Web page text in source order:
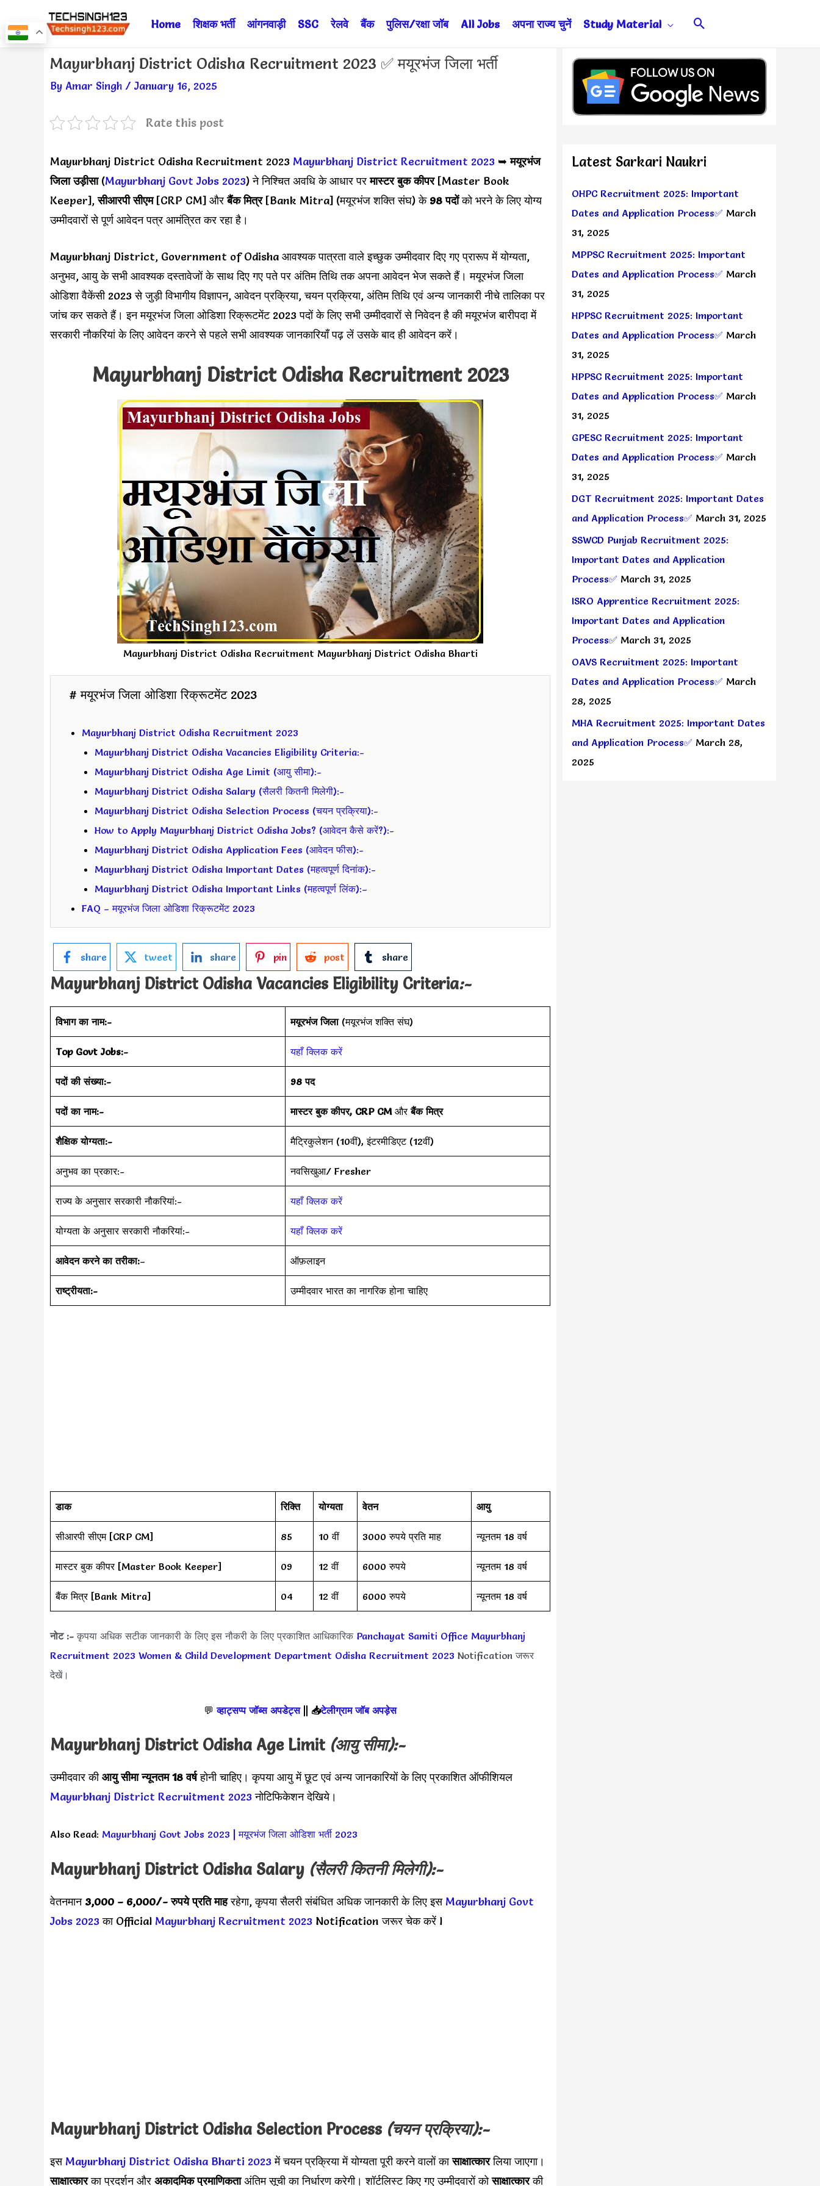
to
Home शिक्षक भर्ती आंगनवाड़ी SSC रेलवे बैंक पुलिस/रक्षा जॉब All Jobs अपना राज्य चुनें Study Material Search
Mayurbhanj District Odisha Recruitment 2023 ✅ मयूरभंज जिला भर्ती
By Amar Singh / January 16, 2025
Rate this post
Mayurbhanj District Odisha Recruitment 2023 Mayurbhanj District Recruitment 2023 ➥मयूरभंज
जिला उड़ीसा(Mayurbhanj Govt Jobs 2023) ने निश्चित अवधि के आधार परमास्टर बुक कीपर[Master Book
Keeper],सीआरपी सीएम[CRP CM] औरबैंक मित्र[Bank Mitra] (मयूरभंज शक्ति संघ) के 98 पदोंको भरने के लिए योग्य
उम्मीदवारों से पूर्ण आवेदन पत्र आमंत्रित कर रहा है।
Mayurbhanj District, Government of Odisha आवश्यक पात्रता वाले इच्छुक उम्मीदवार दिए गए प्रारूप में योग्यता,
अनुभव, आयु के सभी आवश्यक दस्तावेजों के साथ दिए गए पते पर अंतिम तिथि तक अपना आवेदन भेज सकते हैं। मयूरभंज जिला
ओडिशा वैकेंसी 2023 से जुड़ी विभागीय विज्ञापन, आवेदन प्रक्रिया, चयन प्रक्रिया, अंतिम तिथि एवं अन्य जानकारी नीचे तालिका पर
जांच कर सकते हैं। इन मयूरभंज जिला ओडिशा रिक्रूटमेंट 2023 पदों के लिए सभी उम्मीदवारों से निवेदन है की मयूरभंज बारीपदा में
सरकारी नौकरियां के लिए आवेदन करने से पहले सभी आवश्यक जानकारियाँ पढ़ लें उसके बाद ही आवेदन करें।
Mayurbhanj District Odisha Recruitment 2023
Mayurbhanj District Odisha Recruitment Mayurbhanj District Odisha Bharti
# मयूरभंज जिला ओडिशा रिक्रूटमेंट 2023
Mayurbhanj District Odisha Recruitment 2023
Mayurbhanj District Odisha Vacancies Eligibility Criteria:-
Mayurbhanj District Odisha Age Limit (आयु सीमा):-
Mayurbhanj District Odisha Salary (सैलरी कितनी मिलेगी):-
Mayurbhanj District Odisha Selection Process (चयन प्रक्रिया):-
How to Apply Mayurbhanj District Odisha Jobs? (आवेदन कैसे करें?):-
Mayurbhanj District Odisha Application Fees (आवेदन फीस):-
Mayurbhanj District Odisha Important Dates (महत्वपूर्ण दिनांक):-
Mayurbhanj District Odisha Important Links (महत्वपूर्ण लिंक):–
FAQ – मयूरभंज जिला ओडिशा रिक्रूटमेंट 2023
share tweet share pin post share
Mayurbhanj District Odisha Vacancies Eligibility Criteria:-
विभाग का नाम:- मयूरभंज जिला(मयूरभंज शक्ति संघ)
Top Govt Jobs:- यहाँ क्लिक करें
पदों की संख्या:- 98 पद
पदों का नाम:- मास्टर बुक कीपर, CRP CMऔरबैंक मित्र
शैक्षिक योग्यता:- मैट्रिकुलेशन (10वीं), इंटरमीडिएट (12वीं)
अनुभव का प्रकार:- नवसिखुआ/ Fresher
राज्य के अनुसार सरकारी नौकरियां:- यहाँ क्लिक करें
योग्यता के अनुसार सरकारी नौकरियां:- यहाँ क्लिक करें
आवेदन करने का तरीका:– ऑफ़लाइन
राष्ट्रीयता:- उम्मीदवार भारत का नागरिक होना चाहिए
डाक रिक्ति योग्यता वेतन आयु
सीआरपी सीएम [CRP CM] 85 10 वीं 3000 रुपये प्रति माह न्यूनतम 18 वर्ष
मास्टर बुक कीपर [Master Book Keeper] 09 12 वीं 6000 रुपये न्यूनतम 18 वर्ष
बैंक मित्र [Bank Mitra] 04 12 वीं 6000 रुपये न्यूनतम 18 वर्ष
नोट :- कृपया अधिक सटीक जानकारी के लिए इस नौकरी के लिए प्रकाशित आधिकारिक Panchayat Samiti Office Mayurbhanj
Recruitment 2023 Women & Child Development Department Odisha Recruitment 2023 Notification जरूर
देखें।
💬 व्हाट्सप्प जॉब्स अपडेट्स|| 📥टेलीग्राम जॉब अपड़ेस
Mayurbhanj District Odisha Age Limit (आयु सीमा):-
उम्मीदवार कीआयु सीमा न्यूनतम 18 वर्षहोनी चाहिए। कृपया आयु में छूट एवं अन्य जानकारियों के लिए प्रकाशित ऑफीशियल
Mayurbhanj District Recruitment 2023नोटिफिकेशन देखिये।
Also Read: Mayurbhanj Govt Jobs 2023 | मयूरभंज जिला ओडिशा भर्ती 2023
Mayurbhanj District Odisha Salary (सैलरी कितनी मिलेगी):-
वेतनमान 3,000 – 6,000/- रुपये प्रति माहरहेगा, कृपया सैलरी संबंधित अधिक जानकारी के लिए इस Mayurbhanj Govt
Jobs 2023का Official Mayurbhanj Recruitment 2023 Notification जरूर चेक करें l
Mayurbhanj District Odisha Selection Process (चयन प्रक्रिया):-
इस Mayurbhanj District Odisha Bharti 2023में चयन प्रक्रिया में योग्यता पूरी करने वालों कासाक्षात्कारलिया जाएगा।
साक्षात्कारका प्रदर्शन और अकादमिक प्रमाणिकताअंतिम सूची का निर्धारण करेगी। शॉर्टलिस्ट किए गए उम्मीदवारों कोसाक्षात्कारकी
Post
navigation
Latest Sarkari Naukri
OHPC Recruitment 2025: Important
Dates and Application Process✅ March
31, 2025
MPPSC Recruitment 2025: Important
Dates and Application Process✅ March
31, 2025
HPPSC Recruitment 2025: Important
Dates and Application Process✅ March
31, 2025
HPPSC Recruitment 2025: Important
Dates and Application Process✅ March
31, 2025
GPESC Recruitment 2025: Important
Dates and Application Process✅ March
31, 2025
DGT Recruitment 2025: Important Dates
and Application Process✅ March 31, 2025
SSWCD Punjab Recruitment 2025:
Important Dates and Application
Process✅ March 31, 2025
ISRO Apprentice Recruitment 2025:
Important Dates and Application
Process✅ March 31, 2025
OAVS Recruitment 2025: Important
Dates and Application Process✅ March
28, 2025
MHA Recruitment 2025: Important Dates
and Application Process✅ March 28,
2025